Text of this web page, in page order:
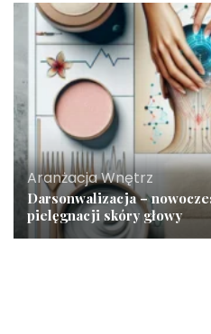
Aranżacja Wnętrz
Darsonwalizacja –
pielęgnacji skóry głowy